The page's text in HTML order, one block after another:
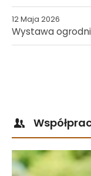
12 Maja 2026
Wystawa